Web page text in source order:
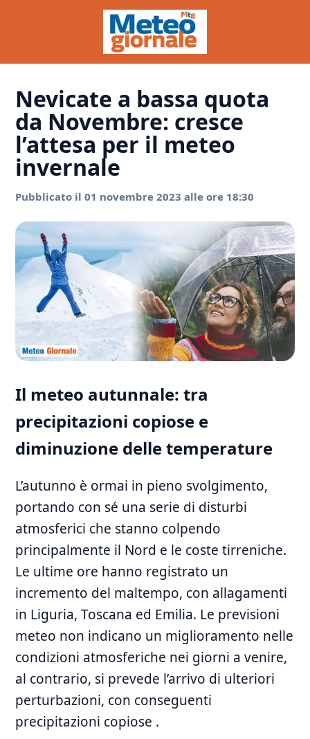
Nevicate a bassa quota
da Novembre: cresce
l’attesa per il meteo
invernale
Pubblicato il 01 novembre 2023 alle ore 18:30
Il meteo autunnale:⁤ tra
precipitazioni copiose e
diminuzione delle temperature
L’autunno è ormai in ​pieno svolgimento,
portando con sé una serie ⁢di disturbi
atmosferici che stanno colpendo
principalmente il Nord⁤ e le​ coste tirreniche.
Le ultime ore hanno registrato ‍un⁤
incremento del maltempo, con allagamenti
in Liguria, Toscana⁢ ed Emilia. Le previsioni
meteo non indicano un ‍miglioramento nelle
condizioni atmosferiche nei giorni a⁤ venire,
al contrario, si prevede l’arrivo di ulteriori
perturbazioni, con conseguenti
precipitazioni copiose .